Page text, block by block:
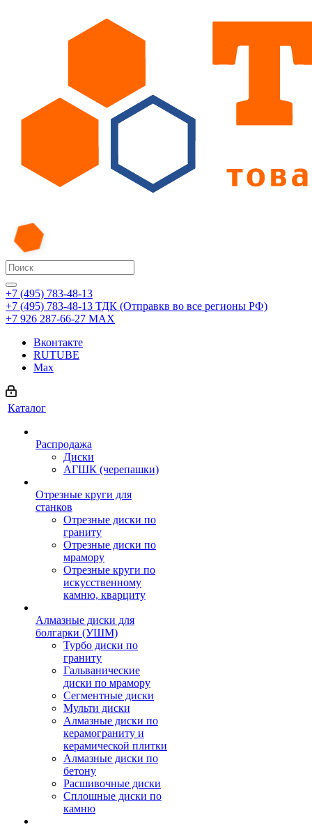
+7 (495) 783-48-13
+7 (495) 783-48-13 ТДК (Отправкв во все регионы РФ)
+7 926 287-66-27 МАХ
Вконтакте
RUTUBE
Max
Каталог
Распродажа
Диски
АГШК (черепашки)
Отрезные круги для
станков
Отрезные диски по
граниту
Отрезные диски по
мрамору
Отрезные круги по
искусственному
камню, кварциту
Алмазные диски для
болгарки (УШМ)
Турбо диски по
граниту
Гальванические
диски по мрамору
Сегментные диски
Мульти диски
Алмазные диски по
керамограниту и
керамической плитки
Алмазные диски по
бетону
Расшивочные диски
Сплошные диски по
камню